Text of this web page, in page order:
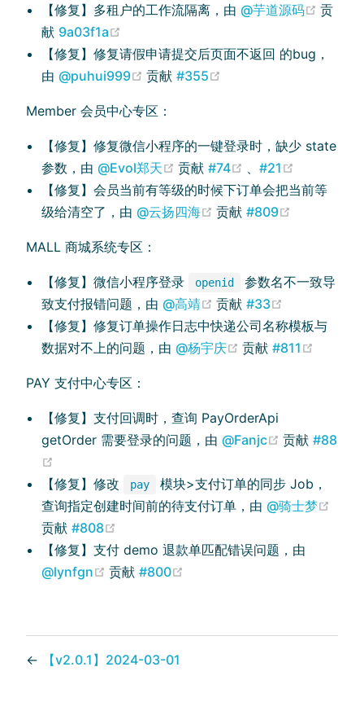
【修复】多租户的工作流隔离，由@芋道源码
贡
献 9a03f1a
【修复】修复请假申请提交后页面不返回 的bug，
由@puhui999 (opens new window)
贡献#355
Member 会员中心专区：
【修复】修复微信小程序的一键登录时，缺少 state
参数，由@Evol郑天 (opens new window)
贡献#74 (opens new
、#21
【修复】会员当前有等级的时候下订单会把当前等
级给清空了，由@云扬四海 (opens new window)
贡献#809
MALL 商城系统专区：
【修复】微信小程序登录 openid
参数名不一致导
致支付报错问题，由@高靖 (opens new window)
贡献#33
【修复】修复订单操作日志中快递公司名称模板与
数据对不上的问题，由@杨宇庆 (opens new
贡献#811
PAY 支付中心专区：
【修复】支付回调时，查询 PayOrderApi
getOrder 需要登录的问题，由@Fanjc (opens new
贡献#88
【修复】修改
pay
模块>支付订单的同步 Job，
查询指定创建时间前的待支付订单，由@骑士梦
贡献#808
【修复】支付 demo 退款单匹配错误问题，由
@lynfgn
(opens new window)
贡献#800
← 【v2.0.1】2024-03-01